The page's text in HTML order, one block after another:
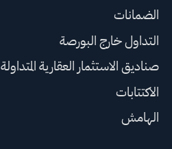
الضمانات
التداول خارج البورصة
صناديق الاستثمار العقارية المتداولة
الاكتتابات
الهامش